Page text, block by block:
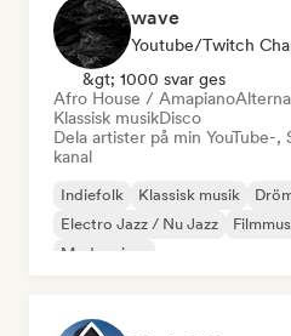
wave
Youtube/Twitch
&gt; 1000 svar ges
Afro House / Amapiano
Klassisk musikDisco
Dela artister på min YouTube-
kanal
Indiefolk Klassisk musik
Electro Jazz / Nu Jazz
Modern jazz